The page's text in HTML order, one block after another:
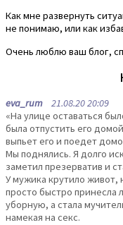
Как мне развернуть
не понимаю, или как
Очень люблю ваш блог,
eva_rum 21.08.20 20:09
«На улице оставаться
была отпустить его
выпьет его и поедет
Мы поднялись. Я долго
заметил презерватив и
У мужика крутило живот,
просто быстро принесла
уборную, а стала
намекая на секс.